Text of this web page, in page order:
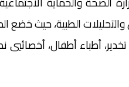
والتحليلات الطبية، حيث
أطباء أطفال، أخصائيي